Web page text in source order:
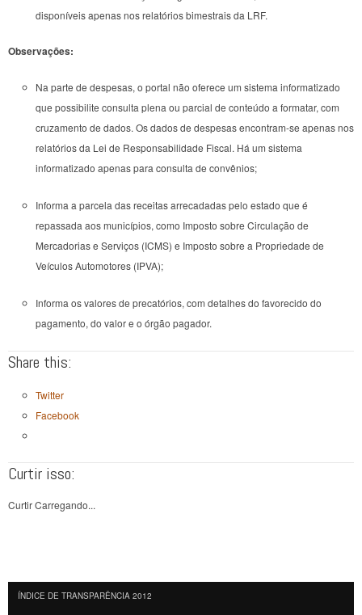
disponíveis apenas nos relatórios bimestrais da LRF.
Observações:
Na parte de despesas, o portal não oferece um sistema informatizado
que possibilite consulta plena ou parcial de conteúdo a formatar, com
cruzamento de dados. Os dados de despesas encontram-se apenas nos
relatórios da Lei de Responsabilidade Fiscal. Há um sistema
informatizado apenas para consulta de convênios;
Informa a parcela das receitas arrecadadas pelo estado que é
repassada aos municípios, como Imposto sobre Circulação de
Mercadorias e Serviços (ICMS) e Imposto sobre a Propriedade de
Veículos Automotores (IPVA);
Informa os valores de precatórios, com detalhes do favorecido do
pagamento, do valor e o órgão pagador.
Share this:
Twitter
Facebook
Curtir isso:
CurtirCarregando...
ÍNDICE DE TRANSPARÊNCIA 2012